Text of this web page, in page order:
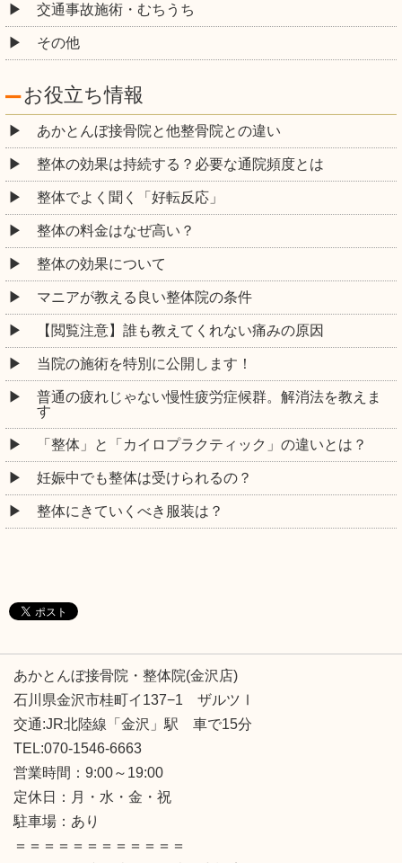
交通事故施術・むちうち
その他
お役立ち情報
あかとんぼ接骨院と他整骨院との違い
整体の効果は持続する？必要な通院頻度とは
整体でよく聞く「好転反応」
整体の料金はなぜ高い？
整体の効果について
マニアが教える良い整体院の条件
【閲覧注意】誰も教えてくれない痛みの原因
当院の施術を特別に公開します！
普通の疲れじゃない慢性疲労症候群。解消法を教えま
す
「整体」と「カイロプラクティック」の違いとは？
妊娠中でも整体は受けられるの？
整体にきていくべき服装は？
あかとんぼ接骨院・整体院(金沢店)
石川県金沢市桂町イ137−1 ザルツⅠ
交通:JR北陸線「金沢」駅 車で15分
TEL:070-1546-6663
営業時間：9:00～19:00
定休日：月・水・金・祝
駐車場：あり
＝＝＝＝＝＝＝＝＝＝＝＝